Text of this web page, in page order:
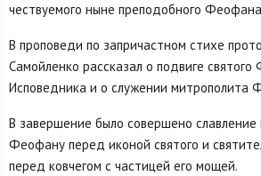
чествуемого ныне преподобного
В проповеди по запричастном стихе
Самойленко рассказал о подвиге
Исповедника и о служении митрополита
В завершение было совершено
Феофану перед иконой святого и
перед ковчегом с частицей его мощей.